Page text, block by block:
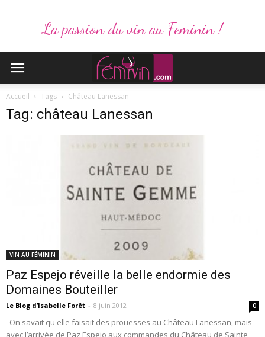
La passion du vin au Feminin !
Accueil Tags Château Lanessan
Tag: château Lanessan
VIN AU FÉMININ
Paz Espejo réveille la belle endormie des
Domaines Bouteiller
Le Blog d’Isabelle Forêt - 8 juin 2012 0
On savait qu'elle faisait des prouesses au Château Lanessan, mais
avec l’arrivée de Paz Espejo aux commandes du Château de Sainte